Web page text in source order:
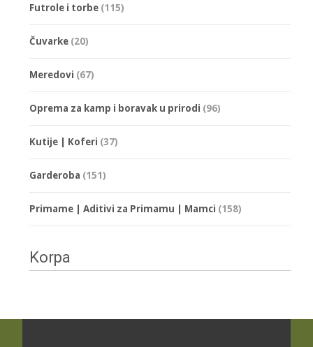
Futrole i torbe (115)
Čuvarke (20)
Meredovi (67)
Oprema za kamp i boravak u prirodi (96)
Kutije | Koferi (37)
Garderoba (151)
Primame | Aditivi za Primamu | Mamci (158)
Korpa